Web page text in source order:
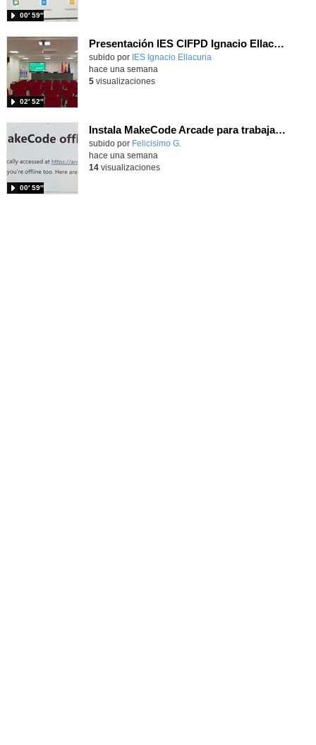
00′ 59″
Presentación IES CIFPD Ignacio Ellacuría
Contenido educativo.
subido por IES Ignacio Ellacuria
02′ 52″
hace una semana
5visualizaciones
Instala MakeCode Arcade para trabajar offline en tu tablet, ordenador, Chromebook
Contenido educativo.
subido por Felicisimo G.
00′ 59″
hace una semana
14visualizaciones